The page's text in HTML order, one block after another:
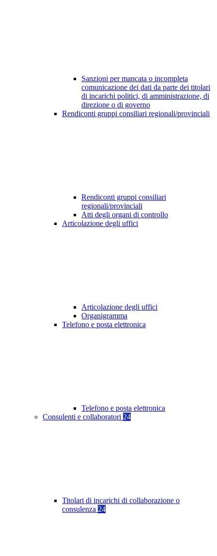
Sanzioni per mancata o incompleta
comunicazione dei dati da parte dei titolari
di incarichi politici, di amministrazione, di
direzione o di governo
Rendiconti gruppi consiliari regionali/provinciali
Rendiconti gruppi consiliari
regionali/provinciali
Atti degli organi di controllo
Articolazione degli uffici
Articolazione degli uffici
Organigramma
Telefono e posta elettronica
Telefono e posta elettronica
Consulenti e collaboratori 24
Titolari di incarichi di collaborazione o
consulenza 24